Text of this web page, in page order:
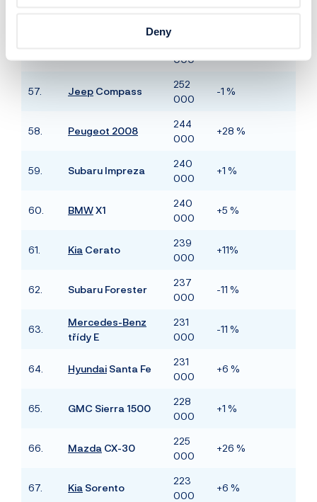
Deny
000
57. Jeep Compass
252
000
-1 %
58. Peugeot 2008
244
000
+28 %
59. Subaru Impreza
240
000
+1 %
60. BMWX1
240
000
+5 %
61. Kia Cerato
239
000
+11%
62. Subaru Forester
237
000
-11 %
63.
Mercedes-Benz
třídy E
231
000
-11 %
64. Hyundai Santa Fe
231
000
+6 %
65. GMC Sierra 1500
228
000
+1 %
66. Mazda CX-30
225
000
+26 %
67. Kia Sorento
223
000
+6 %